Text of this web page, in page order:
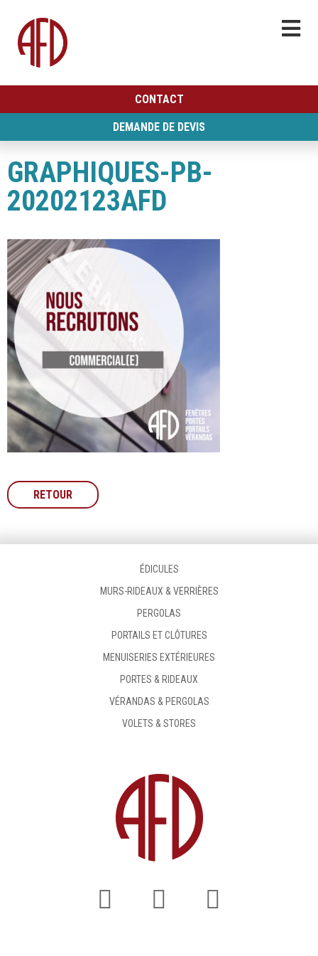
CONTACT
DEMANDE DE DEVIS
GRAPHIQUES-PB-
20202123AFD
RETOUR
ÉDICULES
MURS-RIDEAUX & VERRIÈRES
PERGOLAS
PORTAILS ET CLÔTURES
MENUISERIES EXTÉRIEURES
PORTES & RIDEAUX
VÉRANDAS & PERGOLAS
VOLETS & STORES